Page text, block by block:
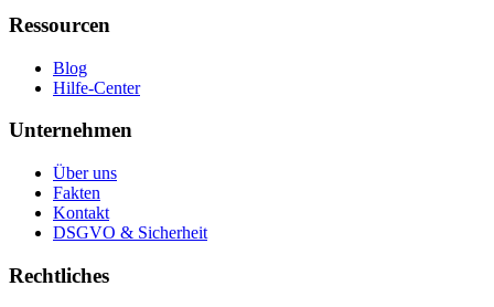
Ressourcen
Blog
Hilfe-Center
Unternehmen
Über uns
Fakten
Kontakt
DSGVO & Sicherheit
Rechtliches